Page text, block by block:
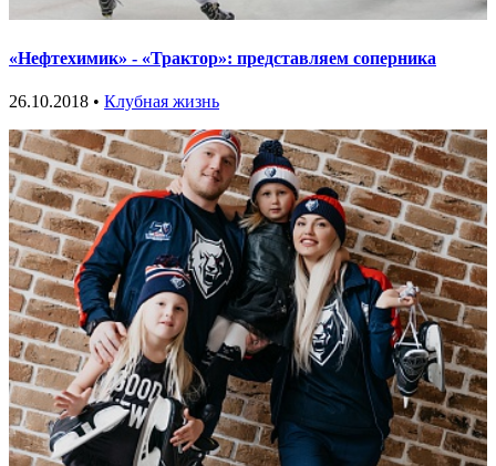
«Нефтехимик» - «Трактор»: представляем соперника
26.10.2018 • Клубная жизнь